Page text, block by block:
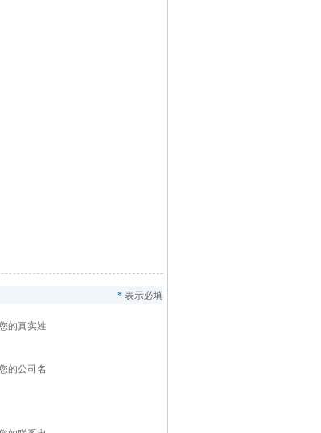
* 表示必填
的真实姓
的公司名